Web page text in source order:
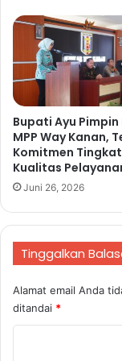
0
4
B
k
a
K
g
i
a
a
n
S
P
H
G
P
M
Bupati Ayu Pimpin
MPP Way Kanan,
Komitmen
Kualitas
Juni 26, 2026
Tinggalkan
Alamat email Anda
ditandai *